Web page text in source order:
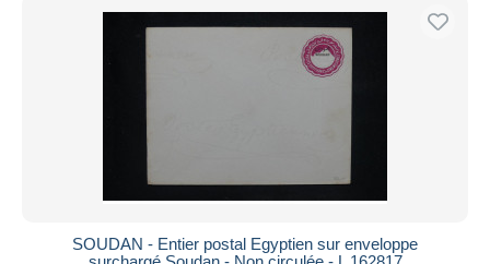
SOUDAN - Entier postal Egyptien sur enveloppe